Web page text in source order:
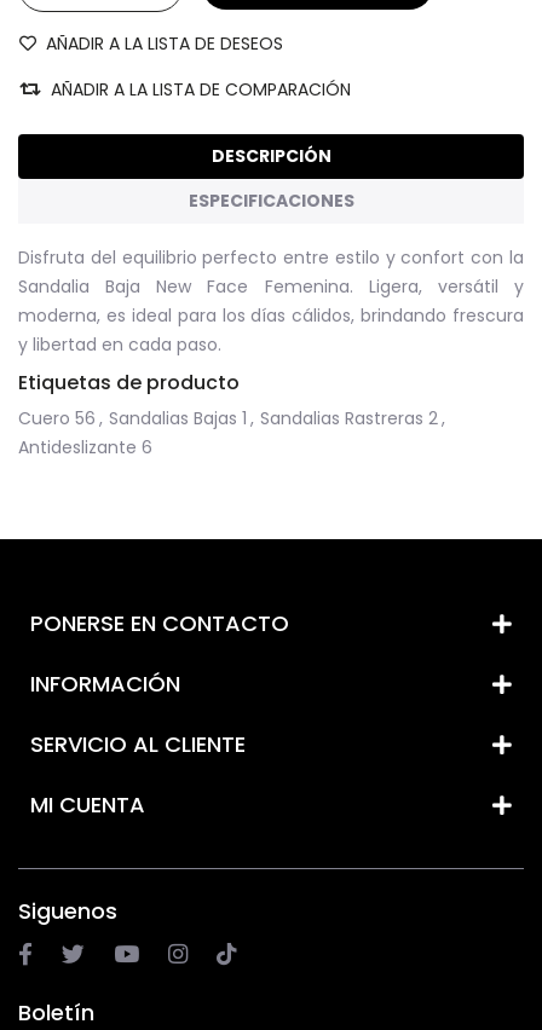
AÑADIR A LA LISTA DE DESEOS
AÑADIR A LA LISTA DE COMPARACIÓN
DESCRIPCIÓN
ESPECIFICACIONES
Disfruta del equilibrio perfecto entre estilo y confort con la
Sandalia Baja New Face Femenina. Ligera, versátil y
moderna, es ideal para los días cálidos, brindando frescura
y libertad en cada paso.
Etiquetas de producto
Cuero 56 , Sandalias Bajas 1 , Sandalias Rastreras 2,
Antideslizante 6
PONERSE EN CONTACTO
INFORMACIÓN
SERVICIO AL CLIENTE
MI CUENTA
Siguenos
Boletín